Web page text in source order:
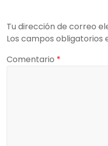
Tu dirección de correo
Los campos obligatorios
Comentario *